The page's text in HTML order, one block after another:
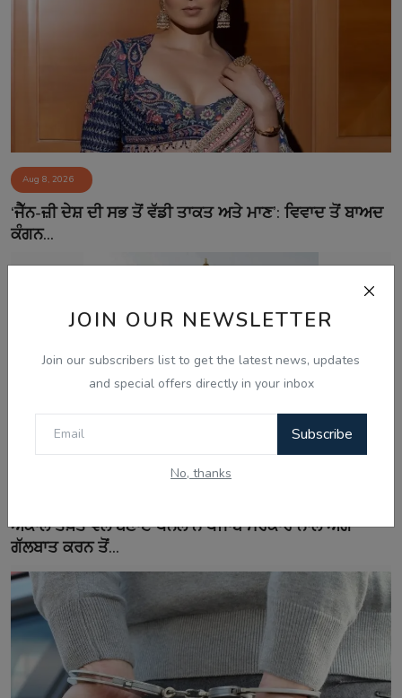
JOIN OUR NEWSLETTER
Join our subscribers list to get the latest news, updates
and special offers directly in your inbox
Subscribe
No, thanks
Aug 8, 2026
‘ਜੈੱਨ-ਜ਼ੀ ਦੇਸ਼ ਦੀ ਸਭ ਤੋਂ ਵੱਡੀ ਤਾਕਤ ਅਤੇ ਮਾਣ’: ਵਿਵਾਦ ਤੋਂ ਬਾਅਦ
ਕੰਗਨ...
ਅਕਾਲ ਤਖ਼ਤ ਵੱਲੋਂ ਬਣਾਏ ਪੈਨਲ ਨੇ ਪੰਜਾਬ ਸਰਕਾਰ ਨਾਲ ਅੱਗੇ
ਗੱਲਬਾਤ ਕਰਨ ਤੋਂ...